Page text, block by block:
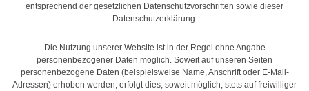
entsprechend der gesetzlichen Datenschutzvorschriften sowie dieser
Datenschutzerklärung.
Die Nutzung unserer Website ist in der Regel ohne Angabe
personenbezogener Daten möglich. Soweit auf unseren Seiten
personenbezogene Daten (beispielsweise Name, Anschrift oder E-Mail-
Adressen) erhoben werden, erfolgt dies, soweit möglich, stets auf freiwilliger